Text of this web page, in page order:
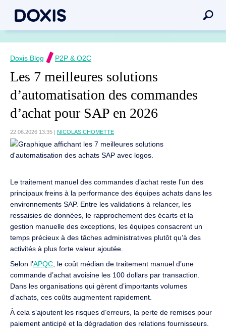
Doxis Blog P2P & O2C
Les 7 meilleures solutions
d’automatisation des commandes
d’achat pour SAP en 2026
22.06.2026 13:35 | NICOLAS CHOMETTE
Le traitement manuel des commandes d’achat reste l’un des
principaux freins à la performance des équipes achats dans les
environnements SAP. Entre les validations à relancer, les
ressaisies de données, le rapprochement des écarts et la
gestion manuelle des exceptions, les équipes consacrent un
temps précieux à des tâches administratives plutôt qu’à des
activités à plus forte valeur ajoutée.
Selon l’APQC le coût médian de traitement manuel d’une
commande d’achat avoisine les 100 dollars par transaction.
Dans les organisations qui gèrent d’importants volumes
d’achats, ces coûts augmentent rapidement.
À cela s’ajoutent les risques d’erreurs, la perte de remises pour
paiement anticipé et la dégradation des relations fournisseurs.